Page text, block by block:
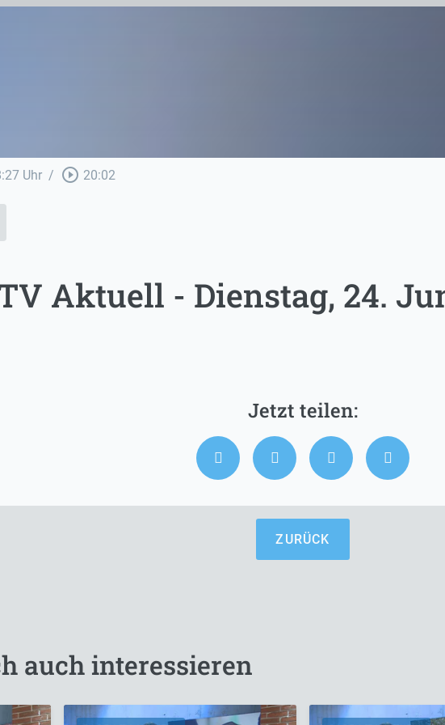
Uhr / play_circle_outline 20:02
Aktuell - Dienstag, 24.
ZURÜCK
auch interessieren